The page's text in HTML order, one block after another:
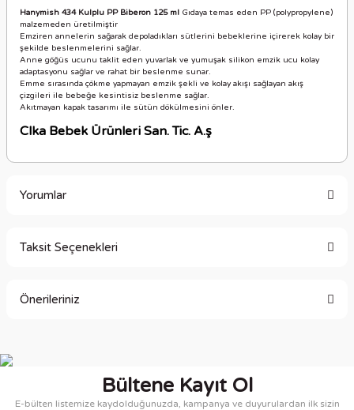
Hanymish 434 Kulplu PP Biberon 125 ml Gıdaya temas eden PP (polypropylene)
malzemeden üretilmiştir
Emziren annelerin sağarak depoladıkları sütlerini bebeklerine içirerek kolay bir
şekilde beslenmelerini sağlar.
Anne göğüs ucunu taklit eden yuvarlak ve yumuşak silikon emzik ucu kolay
adaptasyonu sağlar ve rahat bir beslenme sunar.
Emme sırasında çökme yapmayan emzik şekli ve kolay akışı sağlayan akış
çizgileri ile bebeğe kesintisiz beslenme sağlar.
Akıtmayan kapak tasarımı ile sütün dökülmesini önler.
Clka Bebek Ürünleri San. Tic. A.ş
Yorumlar
Taksit Seçenekleri
Önerileriniz
Görüş ve önerileriniz için teşekkür ederiz.
Bültene Kayıt Ol
E-bülten listemize kaydolduğunuzda, kampanya ve duyurulardan ilk sizin